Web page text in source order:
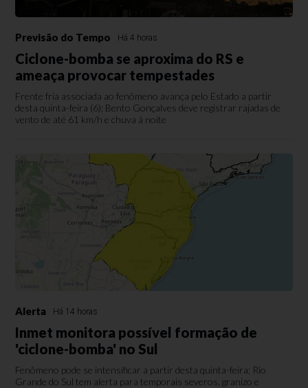
Previsão do Tempo Há 4 horas
Ciclone-bomba se aproxima do RS e
ameaça provocar tempestades
Frente fria associada ao fenômeno avança pelo Estado a partir
desta quinta-feira (6); Bento Gonçalves deve registrar rajadas de
vento de até 61 km/h e chuva à noite
Alerta Há 14 horas
Inmet monitora possível formação de
'ciclone-bomba' no Sul
Fenômeno pode se intensificar a partir desta quinta-feira; Rio
Grande do Sul tem alerta para temporais severos, granizo e